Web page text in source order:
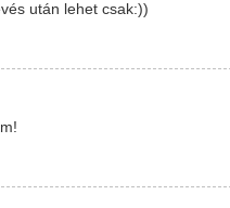
után lehet csak:))